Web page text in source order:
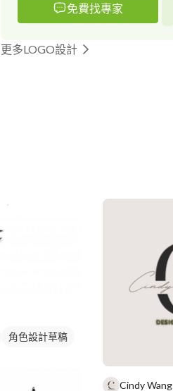
免費找專家
更多LOGO設計
角色設計草稿
Cindy Wang